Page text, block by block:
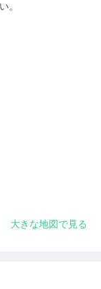
。
大きな地図で見る